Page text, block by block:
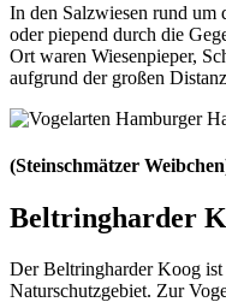
In den Salzwiesen rund um
oder piepend durch die
Ort waren Wiesenpieper,
aufgrund der großen
(Steinschmätzer
Beltringharder
Der Beltringharder Koog ist
Naturschutzgebiet. Zur